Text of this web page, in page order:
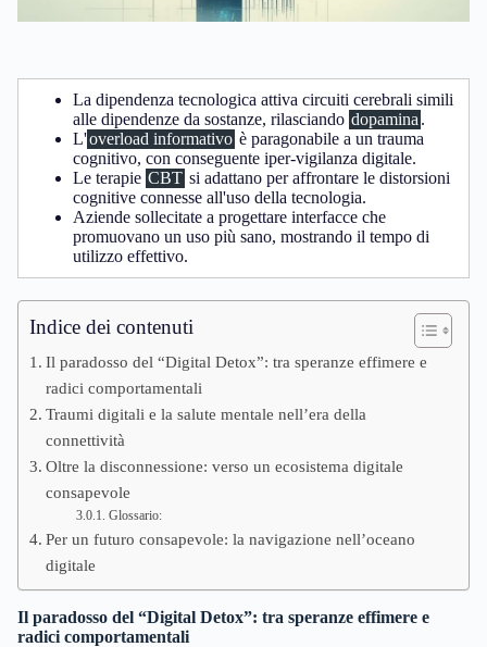
La dipendenza tecnologica attiva circuiti cerebrali simili
alle dipendenze da sostanze, rilasciando dopamina .
L'overload informativo è paragonabile a un trauma
cognitivo, con conseguente iper-vigilanza digitale.
Le terapie CBT si adattano per affrontare le distorsioni
cognitive connesse all'uso della tecnologia.
Aziende sollecitate a progettare interfacce che
promuovano un uso più sano, mostrando il tempo di
utilizzo effettivo.
Indice dei contenuti
Il paradosso del “Digital Detox”: tra speranze effimere e
radici comportamentali
Traumi digitali e la salute mentale nell’era della
connettività
Oltre la disconnessione: verso un ecosistema digitale
consapevole
Glossario:
Per un futuro consapevole: la navigazione nell’oceano
digitale
Il paradosso del “Digital Detox”: tra speranze effimere e
radici comportamentali